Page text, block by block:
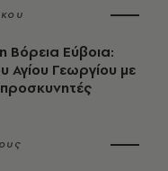
Βόρεια Εύβοια:
Αγίου Γεωργίου με